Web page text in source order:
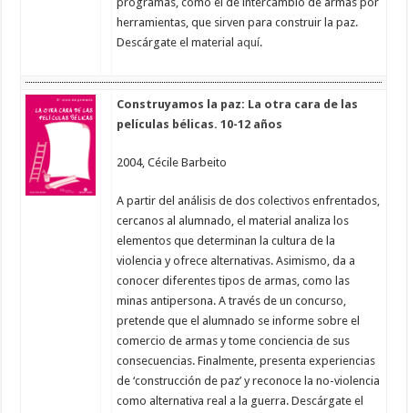
herramientas, que sirven para construir la paz.
Descárgate el material aquí.
Construyamos la paz: La otra cara de las
películas bélicas. 10-12 años
2004, Cécile Barbeito
A partir del análisis de dos colectivos enfrentados,
cercanos al alumnado, el material analiza los
elementos que determinan la cultura de la
violencia y ofrece alternativas. Asimismo, da a
conocer diferentes tipos de armas, como las
minas antipersona. A través de un concurso,
pretende que el alumnado se informe sobre el
comercio de armas y tome conciencia de sus
consecuencias. Finalmente, presenta experiencias
de ‘construcción de paz’ y reconoce la no-violencia
como alternativa real a la guerra. Descárgate el